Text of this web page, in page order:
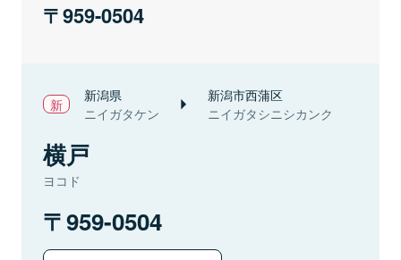
959-0504
新潟県
ニイガタケン
新潟市西蒲区
ニイガタシニシカンク
横戸
ヨコド
959-0504